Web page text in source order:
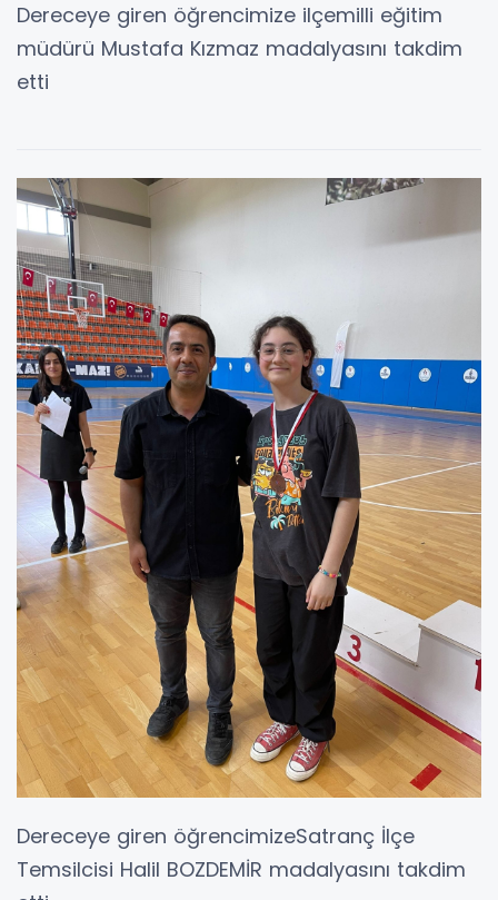
Dereceye giren öğrencimize ilçemilli eğitim
müdürü Mustafa Kızmaz madalyasını takdim
etti
Dereceye giren öğrencimizeSatranç İlçe
Temsilcisi Halil BOZDEMİR madalyasını takdim